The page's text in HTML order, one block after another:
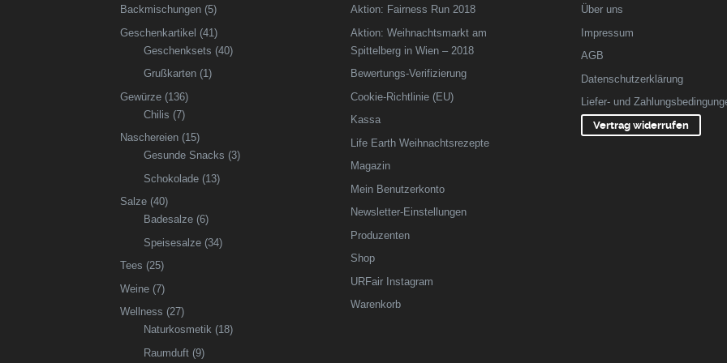
Backmischungen (5)
Geschenkartikel (41)
Geschenksets (40)
Grußkarten (1)
Gewürze (136)
Chilis (7)
Naschereien (15)
Gesunde Snacks (3)
Schokolade (13)
Salze (40)
Badesalze (6)
Speisesalze (34)
Tees (25)
Weine (7)
Wellness (27)
Naturkosmetik (18)
Raumduft (9)
Aktion: Fairness Run 2018
Aktion: Weihnachtsmarkt am
Spittelberg in Wien – 2018
Bewertungs-Verifizierung
Cookie-Richtlinie (EU)
Kassa
Life Earth Weihnachtsrezepte
Magazin
Mein Benutzerkonto
Newsletter-Einstellungen
Produzenten
Shop
URFair Instagram
Warenkorb
Über uns
Impressum
AGB
Datenschutzerklärung
Liefer- und
Vertrag widerrufen